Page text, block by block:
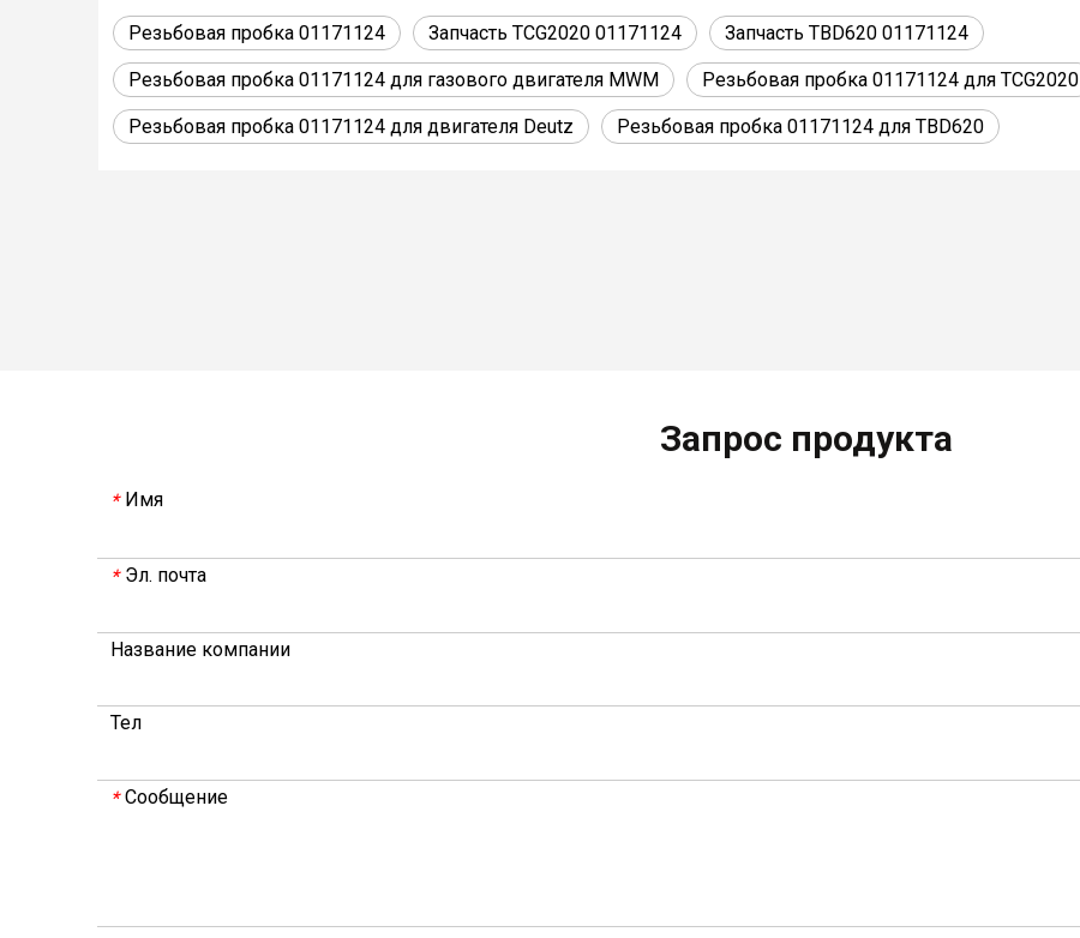
Резьбовая пробка 01171124 Запчасть TCG2020 01171124 Запчасть TBD620 01171124
Резьбовая пробка 01171124 для газового двигателя MWM Резьбовая пробка 01171124 для TCG2020
Резьбовая пробка 01171124 для двигателя Deutz Резьбовая пробка 01171124 для TBD620
Запрос продукта
* Имя
* Эл. почта
Название компании
Тел
* Сообщение